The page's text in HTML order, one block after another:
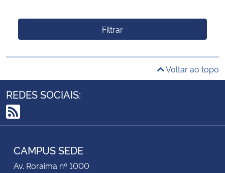
Filtrar
Voltar ao topo
REDES SOCIAIS:
RSS
CAMPUS SEDE
Av. Roraima nº 1000